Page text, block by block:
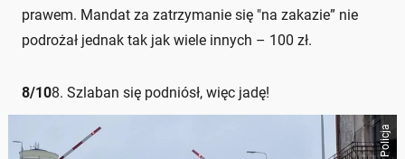
prawem. Mandat za zatrzymanie się "na zakazie” nie
podrożał jednak tak jak wiele innych – 100 zł.
8/108. Szlaban się podniósł, więc jadę!
Policja